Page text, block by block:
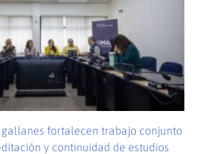
fortalecen trabajo conjunto
y continuidad de estudios